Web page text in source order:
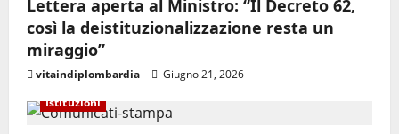
Lettera aperta al Ministro: “Il Decreto 62,
così la deistituzionalizzazione resta un
miraggio”
vitaindiplombardia Giugno 21, 2026
Assessorato Politiche Sociali
Comunicati Stampa
Istituzioni